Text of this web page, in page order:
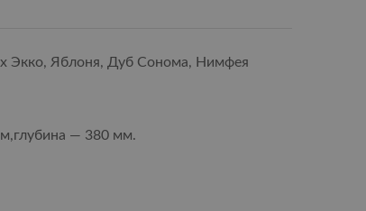
Экко, Яблоня, Дуб Сонома, Нимфея
— 380 мм.